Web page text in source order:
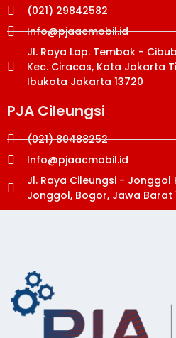
(021) 29842582
Info@pjaacmobil.id
Jl. Raya Lap. Tembak -
Kec. Ciracas, Kota Jakarta
Ibukota Jakarta 13720
PJA Cileungsi
(021) 80488252
Info@pjaacmobil.id
Jl. Raya Cileungsi - Jonggol
Jonggol, Bogor, Jawa Barat